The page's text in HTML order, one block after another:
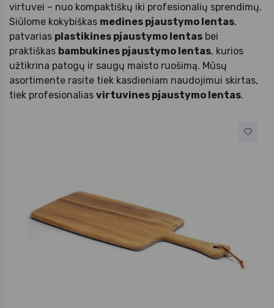
virtuvei – nuo kompaktiškų iki profesionalių sprendimų.
Siūlome kokybiškas medines pjaustymo lentas,
patvarias plastikines pjaustymo lentas bei
praktiškas bambukines pjaustymo lentas, kurios
užtikrina patogų ir saugų maisto ruošimą. Mūsų
asortimente rasite tiek kasdieniam naudojimui skirtas,
tiek profesionalias virtuvines pjaustymo lentas.